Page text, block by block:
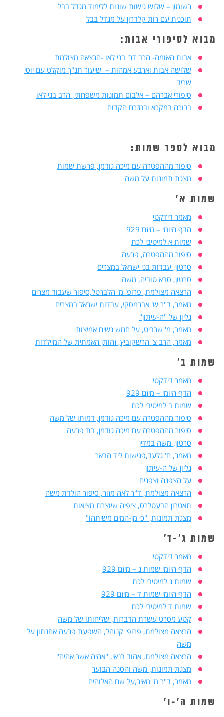
רשומון – שלוש גישות שונות ללימוד מגדל בבל
תוכנית עם רות קלדרון על מגדל בבל
מבוא לסיפורי אבות:
אבות האומה- הרב דר' בני לאו -הרצאה מצולמת
שלושה אבות וארבע אמהות – שיעור תנ"ך מוקלט עם יוסי
שריד
סיפורי אברהם – אלבום תמונות משפחתי, הרב בני לאו
בכורה במקרא ובמזרח הקדום
מבוא לספר שמות:
סיפור מההפטרה עם מיכה גודמן, פרשת שמות
מצגת תמונות על משה
שמות א'
מאמר דידקטי
הדף היומי – מיזם 929
שמות א למיטיבי לכת
סיפור מההפטרה, פרעה
סרטון, עבדות בני ישראל במצרים
סרטון, סבא טוביה, משה
הרצאה מצולמת, פרופ' מ' הלברטל,סיפור שעבוד מצרים
מאמר, ד"ר ש' אברמסקי, עבדות ישראל במצרים
גליון של "ה-עיתון"
מאמר, מ' שרביט, על חמש נשים אמיצות
מאמר, הרב צ' הרשקוביץ, זהותן האמתית של המיילדות
שמות ב'
מאמר דידקטי
הדף היומי – מיזם 929
שמות ב למיטיבי לכת
סיפור מההפטרה עם מיכה גודמן, דמותו של משה
סיפור מההפטרה עם מיכה גודמן, בת פרעה
סרטון, משה במדין
מאמר, ח' גלעד,פגישות ליד הבאר
גליון של ה-עיתון
על הצפנה וצפנים
הרצאה מצולמת, ד"ר לאה מזור, סיפור הולדת משה
תאטרון הבעטלרס, ציפיה שיוצרת מציאות
מצגת תמונות, "כי מן-המים משיתהו"
שמות ג'-ד'
מאמר דידקטי
הדף היומי שמות ג – מיזם 929
שמות ג למיטיבי לכת
הדף היומי שמות ד – מיזם 929
שמות ד למיטיבי לכת
קטע מסרט עשרת הדברות, שליחותו של משה
הרצאה מצולמת, פרופ' קנוהל, השפעת פרעה אחנתון על
משה
הרצאה מצולמת, אהוד בנאי, "אהיה אשר אהיה"
מצגת תמונות, משה והסנה הבוער
מאמר, ד"ר מ' מאיר,על שם האלוהים
שמות ה'-ו'